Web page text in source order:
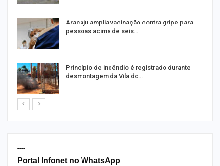
Aracaju amplia vacinação contra gripe para
pessoas acima de seis…
Princípio de incêndio é registrado durante
desmontagem da Vila do…
----
Portal Infonet no WhatsApp